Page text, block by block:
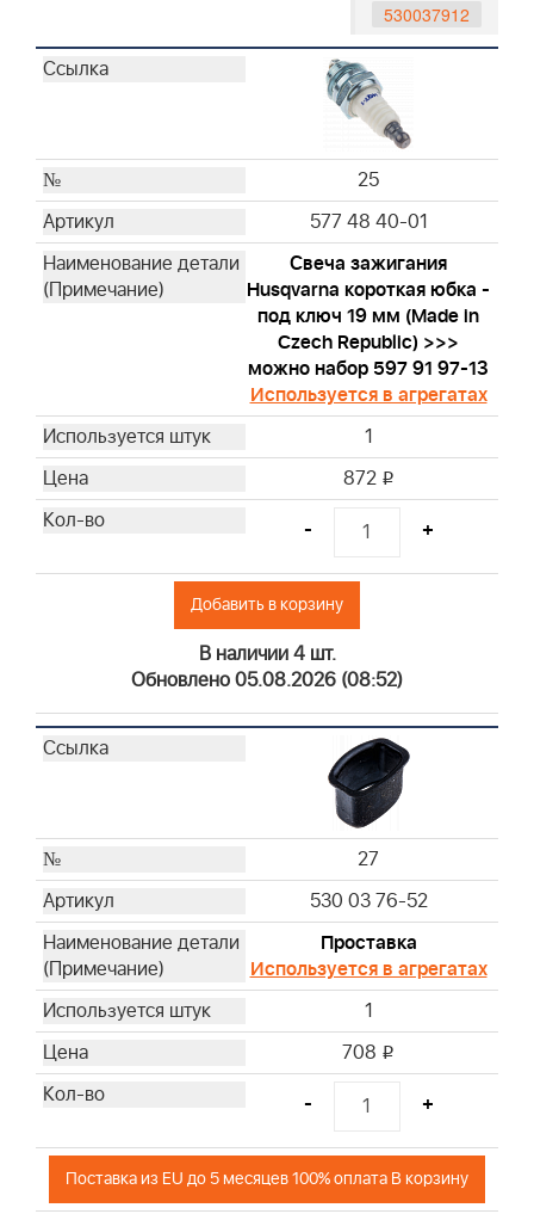
530037912
25
577 48 40-01
Свеча зажигания
Husqvarna короткая юбка -
под ключ 19 мм (Made in
Czech Republic) >>>
можно набор 597 91 97-13
Используется в агрегатах
1
872 i
- +
Добавить в корзину
В наличии 4 шт.
Обновлено 05.08.2026 (08:52)
27
530 03 76-52
Проставка
Используется в агрегатах
1
708 i
- +
Поставка из EU до 5 месяцев 100% оплата В корзину